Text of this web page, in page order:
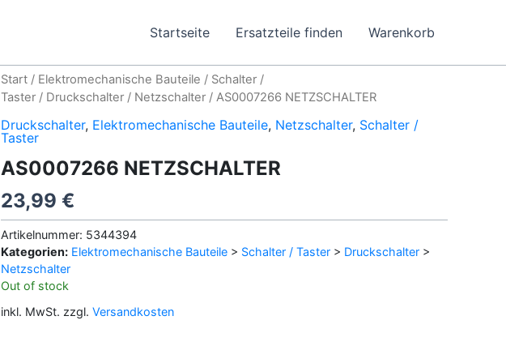
Startseite Ersatzteile finden Warenkorb
Start / Elektromechanische Bauteile / Schalter /
Taster / Druckschalter / Netzschalter / AS0007266 NETZSCHALTER
Druckschalter, Elektromechanische Bauteile, Netzschalter, Schalter /
Taster
AS0007266 NETZSCHALTER
23,99 €
Artikelnummer: 5344394
Kategorien: Elektromechanische Bauteile > Schalter / Taster > Druckschalter >
Netzschalter
Out of stock
inkl. MwSt. zzgl. Versandkosten